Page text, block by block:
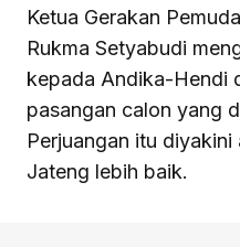
Ketua Gerakan
Rukma Setyabudi
kepada Andika-Hendi
pasangan calon yang
Perjuangan itu
Jateng lebih baik.